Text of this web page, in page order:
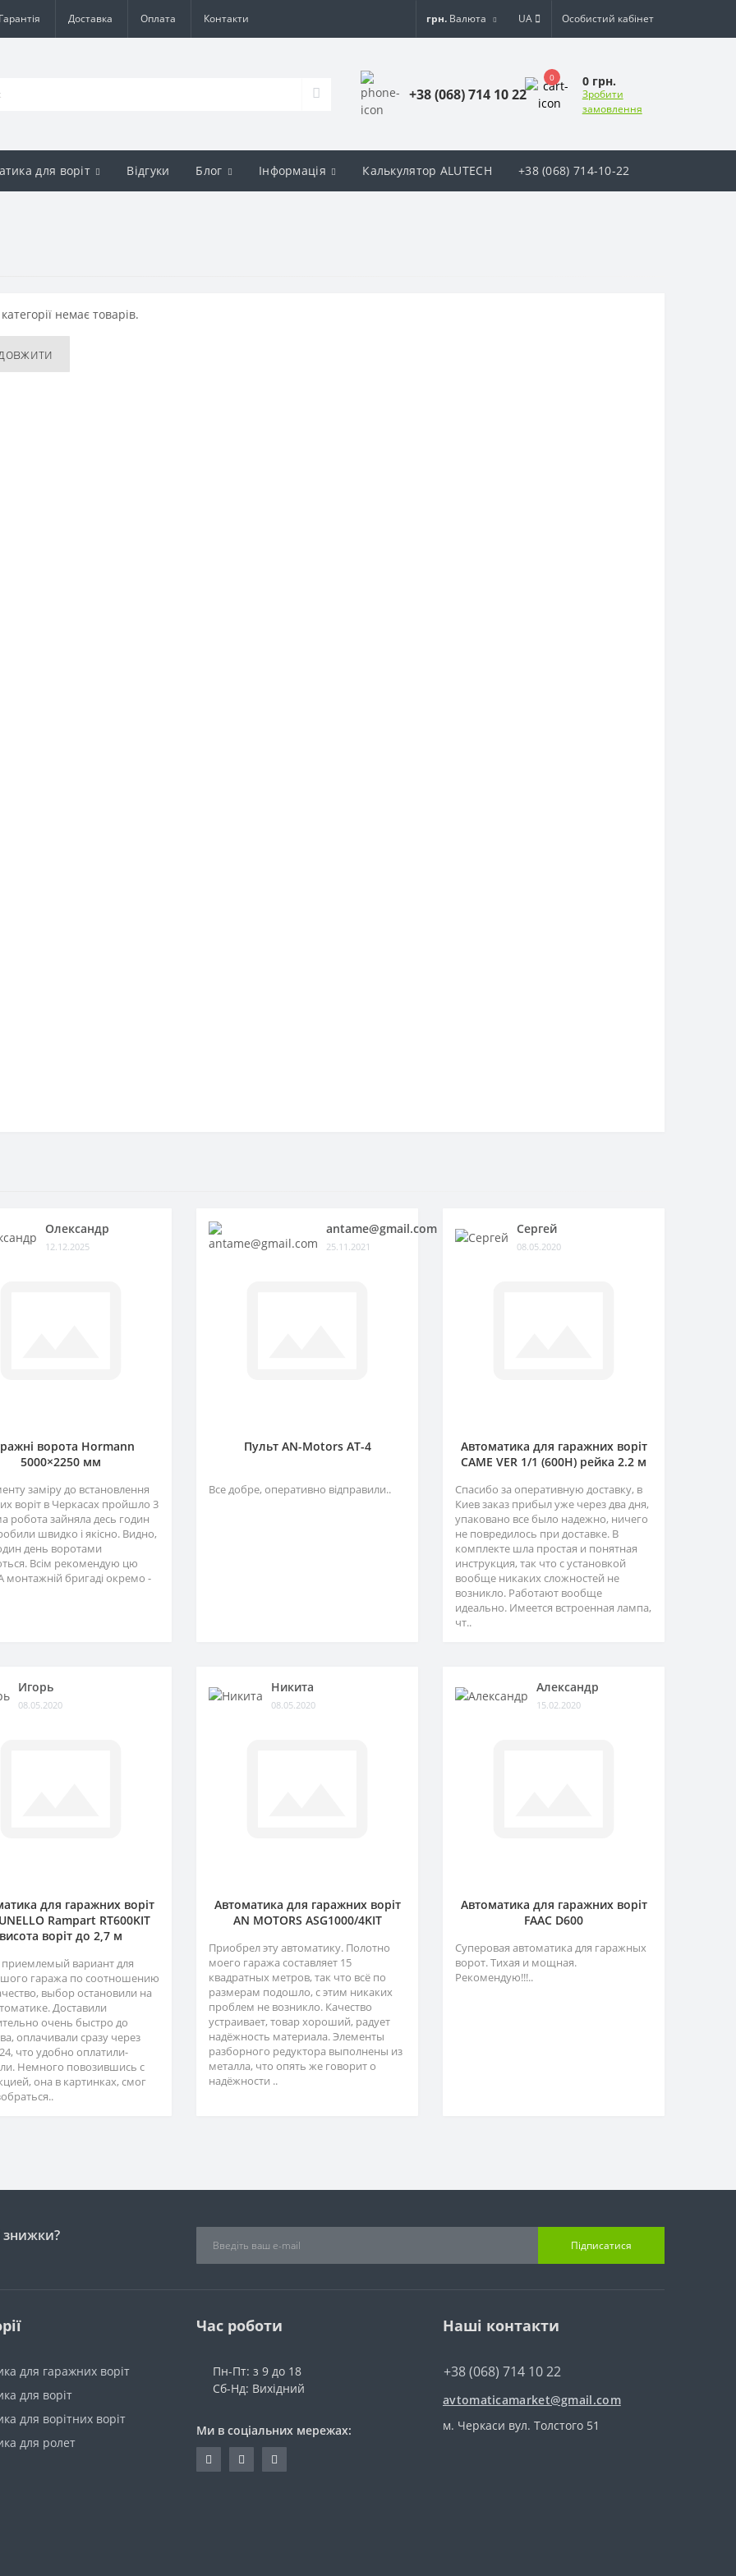
Гарантія Доставка Оплата Контакти грн. Валюта UA Особистий кабінет
+38 (068) 714 10 22
0 0 грн.
Зробити
замовлення
для воріт Відгуки Блог Інформація Калькулятор ALUTECH +38 (068) 714-10-22
немає товарів.
Олександр
12.12.2025
ворота Hormann
5000×2250 мм
заміру до встановлення
воріт в Черкасах пройшло 3
робота зайняла десь годин
швидко і якісно. Видно,
день воротами
Всім рекомендую цю
монтажній бригаді окремо -
antame@gmail.com
25.11.2021
Пульт AN-Motors AT-4
Все добре, оперативно відправили..
Сергей
08.05.2020
Автоматика для гаражних воріт
CAME VER 1/1 (600H) рейка 2.2 м
Спасибо за оперативную доставку, в
Киев заказ прибыл уже через два дня,
упаковано все было надежно, ничего
не повредилось при доставке. В
комплекте шла простая и понятная
инструкция, так что с установкой
вообще никаких сложностей не
возникло. Работают вообще
идеально. Имеется встроенная лампа,
чт..
Игорь
08.05.2020
для гаражних воріт
Rampart RT600KIT
висота воріт до 2,7 м
приемлемый вариант для
гаража по соотношению
выбор остановили на
Доставили
очень быстро до
оплачивали сразу через
что удобно оплатили-
Немного повозившись с
она в картинках, смог
Никита
08.05.2020
Автоматика для гаражних воріт
AN MOTORS ASG1000/4KIT
Приобрел эту автоматику. Полотно
моего гаража составляет 15
квадратных метров, так что всё по
размерам подошло, с этим никаких
проблем не возникло. Качество
устраивает, товар хороший, радует
надёжность материала. Элементы
разборного редуктора выполнены из
металла, что опять же говорит о
надёжности ..
Александр
15.02.2020
Автоматика для гаражних воріт
FAAC D600
Суперовая автоматика для гаражных
ворот. Тихая и мощная.
Рекомендую!!!..
знижки?
Підписатися
для гаражних воріт
для воріт
для ворітних воріт
для ролет
Час роботи
Пн-Пт: з 9 до 18
Сб-Нд: Вихідний
Ми в соціальних мережах:
Наші контакти
+38 (068) 714 10 22
avtomaticamarket@gmail.com
м. Черкаси вул. Толстого 51